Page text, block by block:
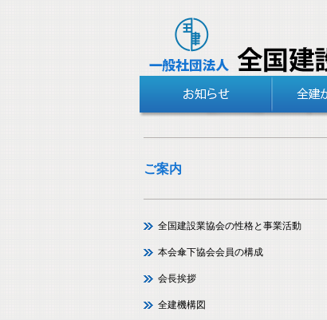
ご案内
全国建設業協会の性格と事業活動
本会傘下協会会員の構成
会長挨拶
全建機構図